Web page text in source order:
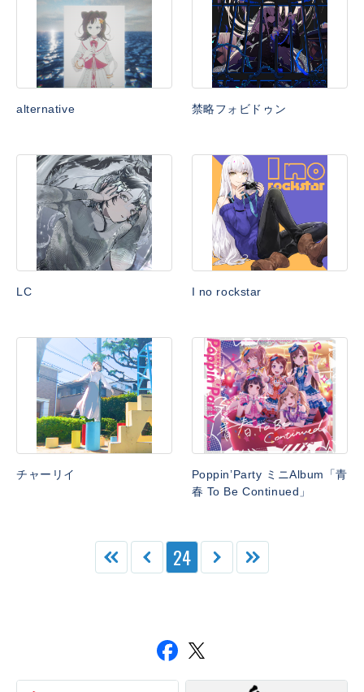
alternative 禁略フォビドゥン
LC I no rockstar
チャーリイ
Poppin’Party ミニAlbum「青
春 To Be Continued」
24